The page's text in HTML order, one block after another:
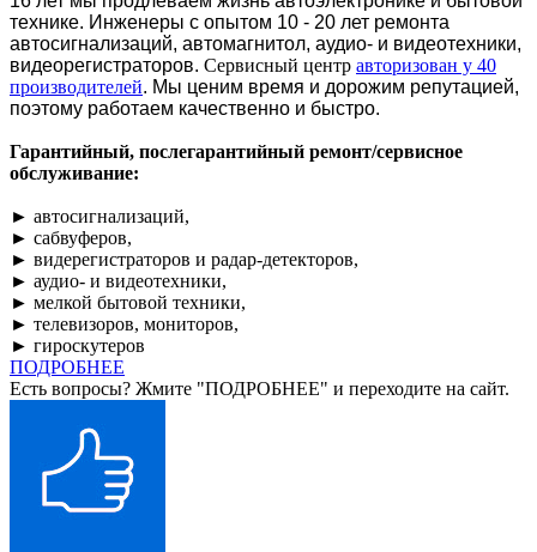
технике. Инженеры с опытом 10 - 20 лет ремонта
автосигнализаций, автомагнитол, аудио- и видеотехники,
видеорегистраторов. Сервисный центр авторизован у 40
производителей. Мы ценим время и дорожим репутацией,
поэтому работаем качественно и быстро.
Гарантийный, послегарантийный ремонт/сервисное
обслуживание:
► автосигнализаций,
► сабвуферов,
► видерегистраторов и радар-детекторов,
► аудио- и видеотехники,
► мелкой бытовой техники,
► телевизоров, мониторов,
► гироскутеров
ПОДРОБНЕЕ
Есть вопросы? Жмите "ПОДРОБНЕЕ" и переходите на сайт.